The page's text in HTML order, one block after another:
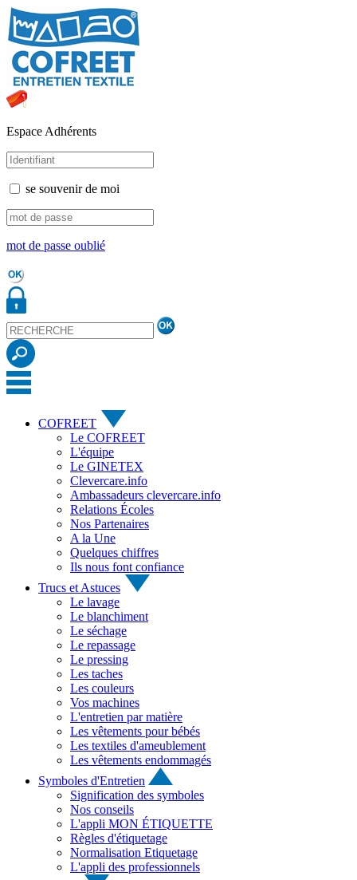
Espace Adhérents
se souvenir de moi
mot de passe oublié
COFREET
Le COFREET
L'équipe
Le GINETEX
Clevercare.info
Ambassadeurs clevercare.info
Relations Écoles
Nos Partenaires
A la Une
Quelques chiffres
Ils nous font confiance
Trucs et Astuces
Le lavage
Le blanchiment
Le séchage
Le repassage
Le pressing
Les taches
Les couleurs
Vos machines
L'entretien par matière
Les vêtements pour bébés
Les textiles d'ameublement
Les vêtements endommagés
Symboles d'Entretien
Signification des symboles
Nos conseils
L'appli MON ÉTIQUETTE
Règles d'étiquetage
Normalisation Etiquetage
L'appli des professionnels